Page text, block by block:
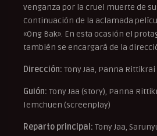
venganza por la cruel muerte de
Continuación de la aclamada
«Ong Bak». En esta ocasión el
también se encargará de la
Dirección: Tony Jaa, Panna Rittikrai
Guión: Tony Jaa (story), Panna
Iemchuen (screenplay)
Reparto principal: Tony Jaa,